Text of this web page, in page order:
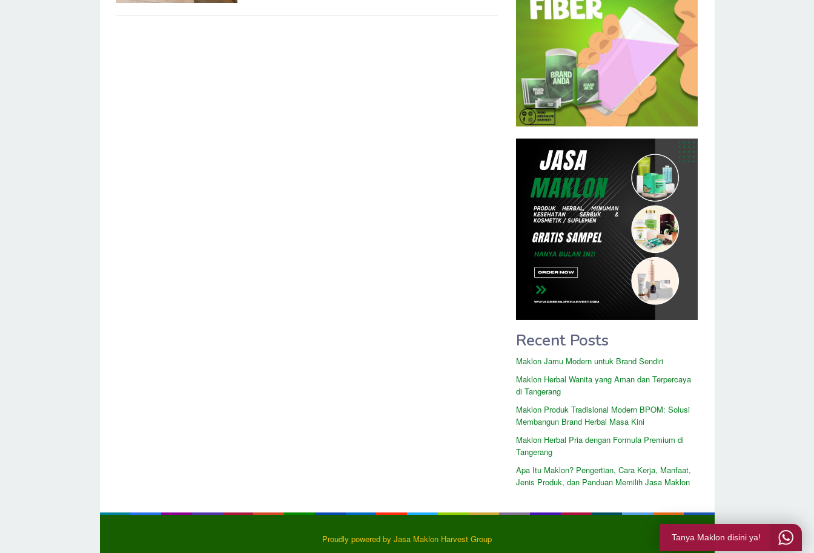
Recent Posts
Maklon Jamu Modern untuk Brand Sendiri
Maklon Herbal Wanita yang Aman dan Terpercaya
di Tangerang
Maklon Produk Tradisional Modern BPOM: Solusi
Membangun Brand Herbal Masa Kini
Maklon Herbal Pria dengan Formula Premium di
Tangerang
Apa Itu Maklon? Pengertian, Cara Kerja, Manfaat,
Jenis Produk, dan Panduan Memilih Jasa Maklon
Proudly powered by Jasa Maklon Harvest Group Tanya Maklon disini ya!